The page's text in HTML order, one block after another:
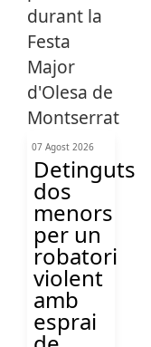
07 Agost 2026
Detinguts
dos
menors
per un
robatori
violent
amb
esprai